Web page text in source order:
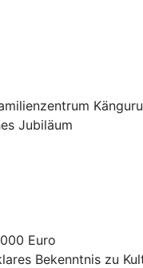
Jubiläum
Euro
Bekenntnis zu